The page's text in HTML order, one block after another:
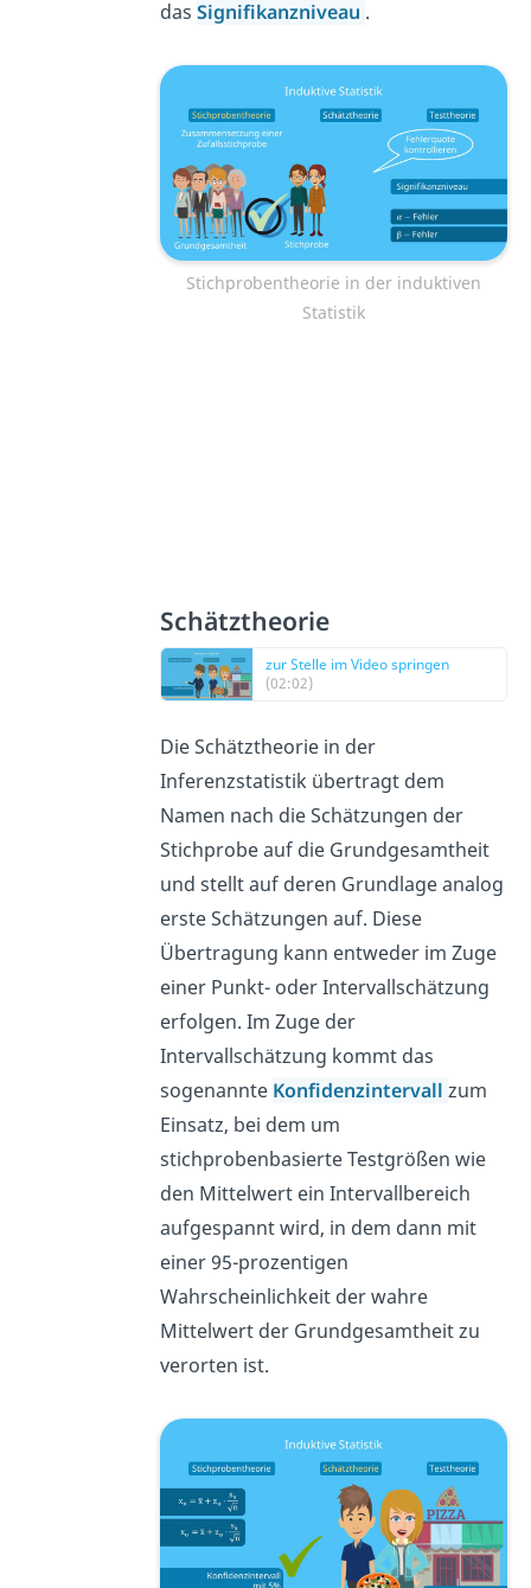
das Signifikanzniveau .
Stichprobentheorie in der induktiven
Statistik
Schätztheorie
zur Stelle im Video springen
(02:02)
Die Schätztheorie in der
Inferenzstatistik übertragt dem
Namen nach die Schätzungen der
Stichprobe auf die Grundgesamtheit
und stellt auf deren Grundlage analog
erste Schätzungen auf. Diese
Übertragung kann entweder im Zuge
einer Punkt- oder Intervallschätzung
erfolgen. Im Zuge der
Intervallschätzung kommt das
sogenannte Konfidenzintervall zum
Einsatz, bei dem um
stichprobenbasierte Testgrößen wie
den Mittelwert ein Intervallbereich
aufgespannt wird, in dem dann mit
einer 95-prozentigen
Wahrscheinlichkeit der wahre
Mittelwert der Grundgesamtheit zu
verorten ist.